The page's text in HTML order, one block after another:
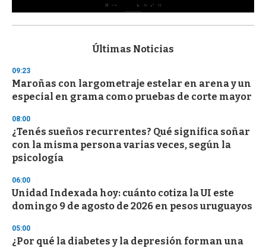
s
d
s
o
f
3
s
e
c
o
d
s
Últimas Noticias
09:23
Maroñas con largometraje estelar en arena y un
especial en grama como pruebas de corte mayor
08:00
¿Tenés sueños recurrentes? Qué significa soñar
con la misma persona varias veces, según la
psicología
06:00
Unidad Indexada hoy: cuánto cotiza la UI este
domingo 9 de agosto de 2026 en pesos uruguayos
05:00
¿Por qué la diabetes y la depresión forman una